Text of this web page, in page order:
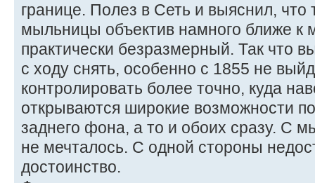
границе. Полез в Сеть и выяснил, что
мыльницы объектив намного ближе к
практически безразмерный. Так что
с ходу снять, особенно с 1855 не
контролировать более точно, куда
открываются широкие возможности
заднего фона, а то и обоих сразу. С
не мечталось. С одной стороны
достоинство.